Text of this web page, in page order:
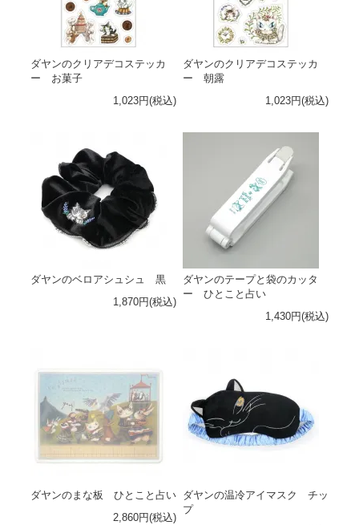
ダヤンのクリアデコステッカ
ー お菓子
1,023円(税込)
ダヤンのクリアデコステッカ
ー 朝露
1,023円(税込)
ダヤンのベロアシュシュ 黒
1,870円(税込)
ダヤンのテープと袋のカッタ
ー ひとこと占い
1,430円(税込)
ダヤンのまな板 ひとこと占い
2,860円(税込)
ダヤンの温冷アイマスク チッ
プ